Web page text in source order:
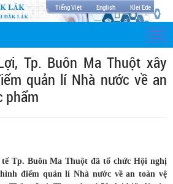
Tiếng Việt English Klei Ede
Tp. Buôn Ma Thuột xây
quản lí Nhà nước về an
phẩm
tế Tp. Buôn Ma Thuột đã tổ chức Hội nghị
điểm quản lí Nhà nước về an toàn vệ